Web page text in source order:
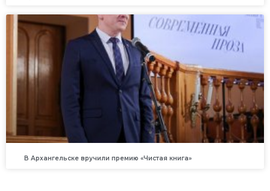
В Архангельске вручили премию «Чистая книга»